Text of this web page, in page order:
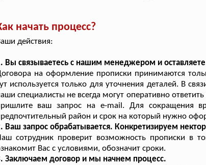
начать процесс?
действия:
Вы связываетесь с нашим менеджером и оставляете
на оформление прописки принимаются
используется только для уточнения деталей. В
специалисты не всегда могут оперативно
ваш запрос на e-mail. Для сокращения
район и срок на который нужно
Ваш запрос обрабатывается. Конкретизируем
сотрудник проверит возможность прописки в
Вас с условиями, обозначит сроки.
Заключаем договор и мы начнем процесс.